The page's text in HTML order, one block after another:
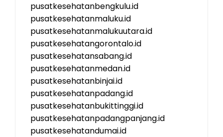
pusatkesehatanbengkulu.id
pusatkesehatanmaluku.id
pusatkesehatanmalukuutara.id
pusatkesehatangorontalo.id
pusatkesehatansabang.id
pusatkesehatanmedan.id
pusatkesehatanbinjai.id
pusatkesehatanpadang.id
pusatkesehatanbukittinggi.id
pusatkesehatanpadangpanjang.id
pusatkesehatandumai.id